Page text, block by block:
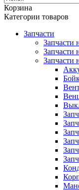
Корзина
Категории товаров
Запчасти
Запчасти
Запчасти
Запчасти